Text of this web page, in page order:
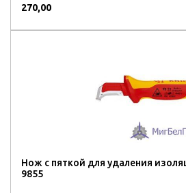
270,00
Нож с пяткой для удаления
9855